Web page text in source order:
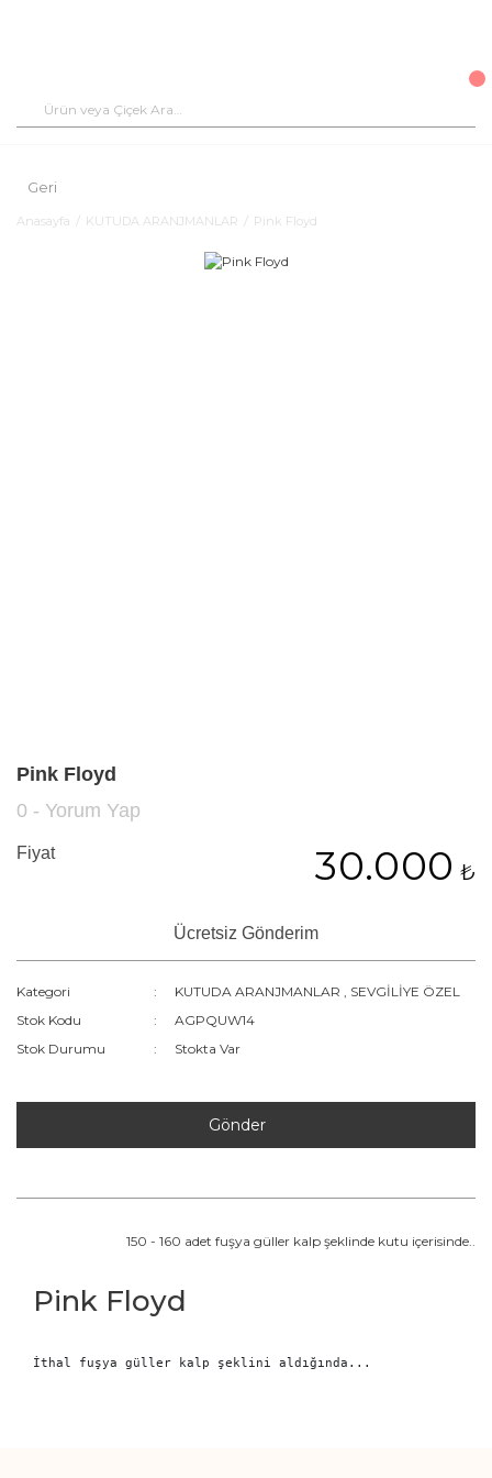
Geri
Anasayfa KUTUDA ARANJMANLAR Pink Floyd
Pink Floyd
0 - Yorum Yap
Fiyat 30.000 ₺
Ücretsiz Gönderim
Kategori KUTUDA ARANJMANLAR , SEVGİLİYE ÖZEL
Stok Kodu
AGPQUW14
Stok Durumu
Stokta Var
Gönder
150 - 160 adet fuşya güller kalp şeklinde kutu içerisinde..
Pink Floyd
İthal fuşya güller kalp şeklini aldığında...